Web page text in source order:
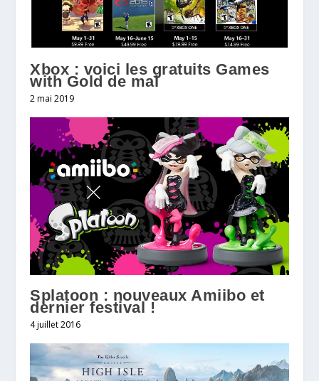
Xbox : voici les gratuits Games
with Gold de mai
2 mai 2019
Splatoon : nouveaux Amiibo et
dernier festival !
4 juillet 2016